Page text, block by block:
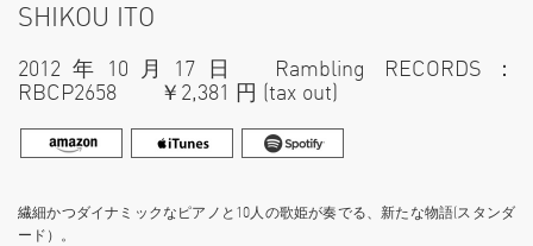
SHIKOU ITO
2012年10月17日 Rambling RECORDS：
RBCP2658 ￥2,381 円 (tax out)
繊細かつダイナミックなピアノと10人の歌姫が奏でる、新たな物語(スタンダ
ード）。